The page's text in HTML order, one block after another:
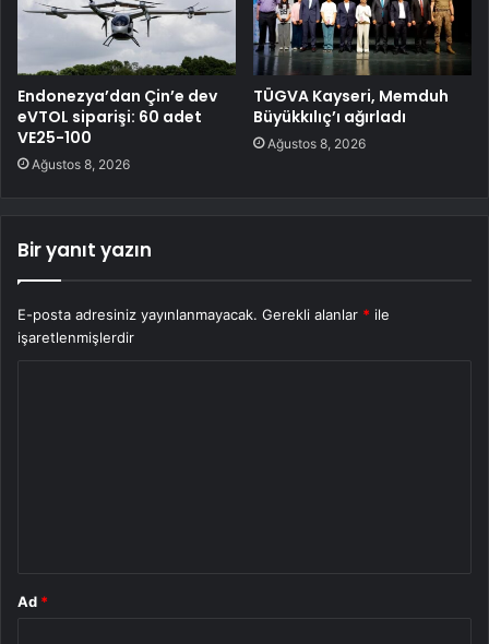
Endonezya’dan Çin’e dev
eVTOL siparişi: 60 adet
VE25-100
Ağustos 8, 2026
TÜGVA Kayseri, Memduh
Büyükkılıç’ı ağırladı
Ağustos 8, 2026
Bir yanıt yazın
E-posta adresiniz yayınlanmayacak. Gerekli alanlar * ile
işaretlenmişlerdir
Ad *